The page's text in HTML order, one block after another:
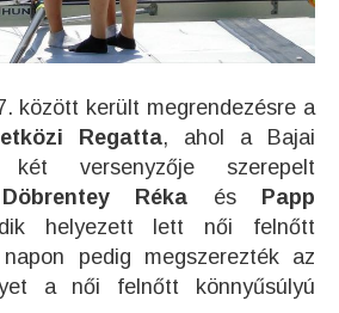
között került megrendezésre a
Regatta, ahol a Bajai
versenyzője szerepelt
Döbrentey Réka és
Papp
helyezett lett női felnőtt
pedig megszerezték az
a női felnőtt könnyűsúlyú